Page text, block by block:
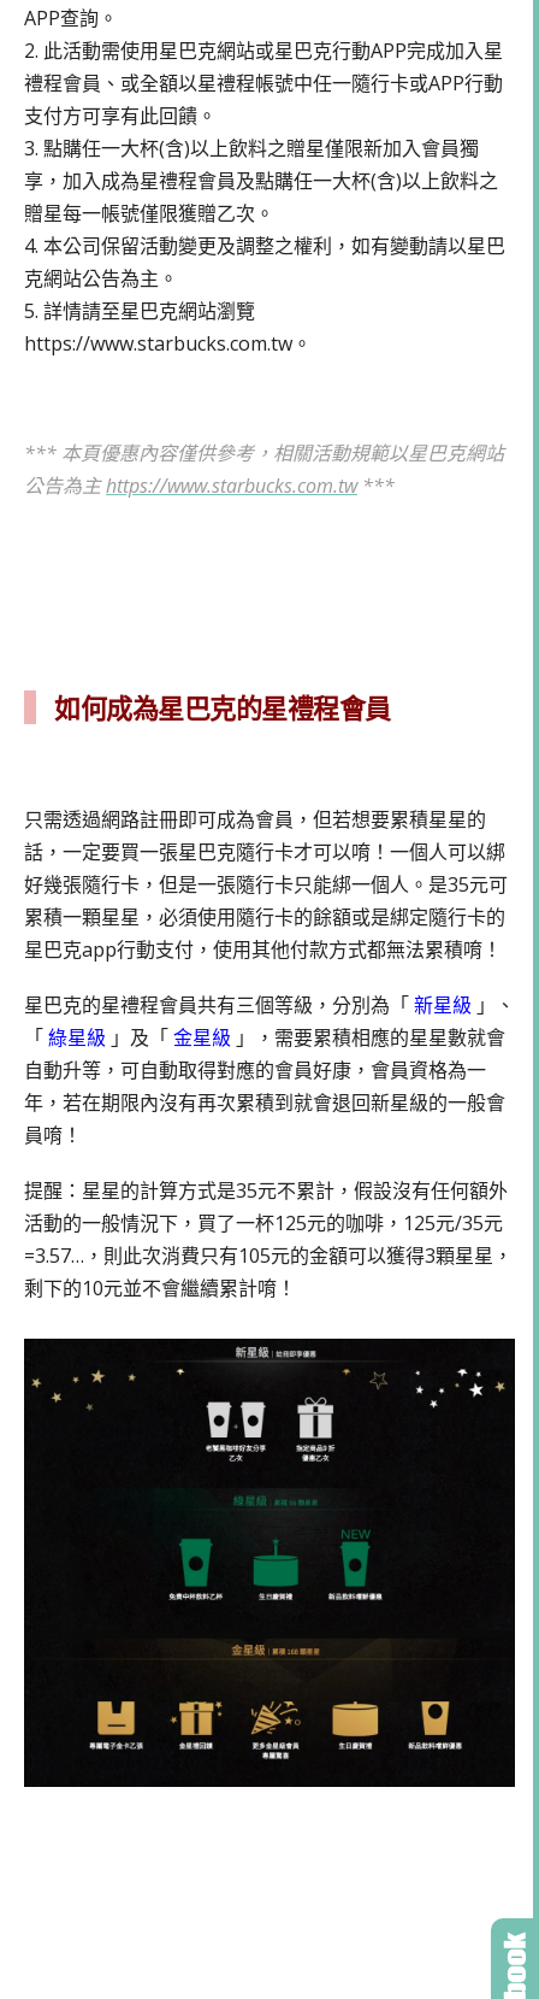
APP查詢。
2. 此活動需使用星巴克網站或星巴克行動APP完成加入星
禮程會員、或全額以星禮程帳號中任一隨行卡或APP行動
支付方可享有此回饋。
3. 點購任一大杯(含)以上飲料之贈星僅限新加入會員獨
享，加入成為星禮程會員及點購任一大杯(含)以上飲料之
贈星每一帳號僅限獲贈乙次。
4. 本公司保留活動變更及調整之權利，如有變動請以星巴
克網站公告為主。
5. 詳情請至星巴克網站瀏覽
https://www.starbucks.com.tw。
*** 本頁優惠內容僅供參考，相關活動規範以星巴克網站
公告為主https://www.starbucks.com.tw***
如何成為星巴克的星禮程會員
只需透過網路註冊即可成為會員，但若想要累積星星的
話，一定要買一張星巴克隨行卡才可以唷！一個人可以綁
好幾張隨行卡，但是一張隨行卡只能綁一個人。是35元可
累積一顆星星，必須使用隨行卡的餘額或是綁定隨行卡的
星巴克app行動支付，使用其他付款方式都無法累積唷！
星巴克的星禮程會員共有三個等級，分別為「新星級 」、
「綠星級 」及「金星級 」，需要累積相應的星星數就會
自動升等，可自動取得對應的會員好康，會員資格為一
年，若在期限內沒有再次累積到就會退回新星級的一般會
員唷！
提醒：星星的計算方式是35元不累計，假設沒有任何額外
活動的一般情況下，買了一杯125元的咖啡，125元/35元
=3.57…，則此次消費只有105元的金額可以獲得3顆星星，
剩下的10元並不會繼續累計唷！